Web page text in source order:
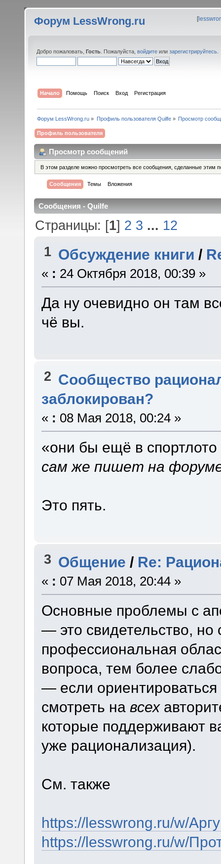
Форум LessWrong.ru [
Добро пожаловать, Гость . Пожалуйста, войдите или зарегистрируйтесь
Начало Помощь Поиск Вход Регистрация
Форум LessWrong.ru » Профиль пользователя Quilfe» Просмотр
Профиль пользователя
Просмотр сообщений
В этом разделе можно просмотреть все сообщения, сделанные этим
Сообщения Темы Вложения
Сообщения - Quilfe
Страницы: [1] 2 3 ... 12
1 Обсуждение книги /
« : 24 Октября 2018, 00:39 »
Да ну очевидно он там
чё вы.
2 Сообщество
заблокирован?
« : 08 Мая 2018, 00:24 »
«они бы ещё в
сам же пишет на
Это пять.
3 Общение / Re:
« : 07 Мая 2018, 20:44 »
Основные проблемы с
— это свидетельство, но
профессиональная
вопроса, тем более
— если
смотреть на всех
которые поддерживают
уже рационализация).
См. также
https://lesswrong.ru/w/
https://lesswrong.ru/w/